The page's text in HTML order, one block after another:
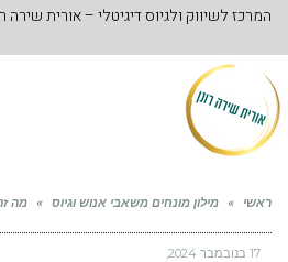
המרכז לשיווק ולגיוס דיגיטלי – אורית שירה
ראשי » מילון מונחים משאבי אנוש וגיוס » מה
17 בנובמבר 2024